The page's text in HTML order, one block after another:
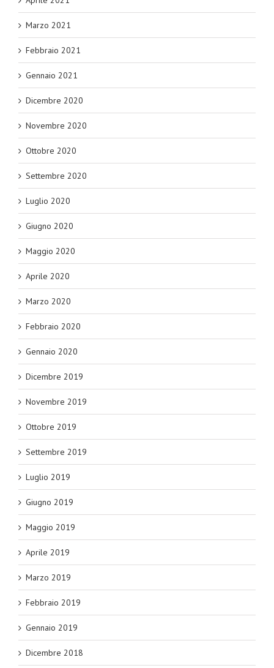
Marzo 2021
Febbraio 2021
Gennaio 2021
Dicembre 2020
Novembre 2020
Ottobre 2020
Settembre 2020
Luglio 2020
Giugno 2020
Maggio 2020
Aprile 2020
Marzo 2020
Febbraio 2020
Gennaio 2020
Dicembre 2019
Novembre 2019
Ottobre 2019
Settembre 2019
Luglio 2019
Giugno 2019
Maggio 2019
Aprile 2019
Marzo 2019
Febbraio 2019
Gennaio 2019
Dicembre 2018